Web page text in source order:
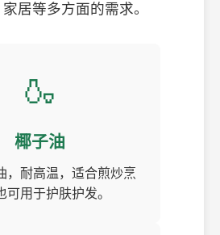
居等多方面的需求。
🍶
椰子油
，耐高温，适合煎炒烹
可用于护肤护发。